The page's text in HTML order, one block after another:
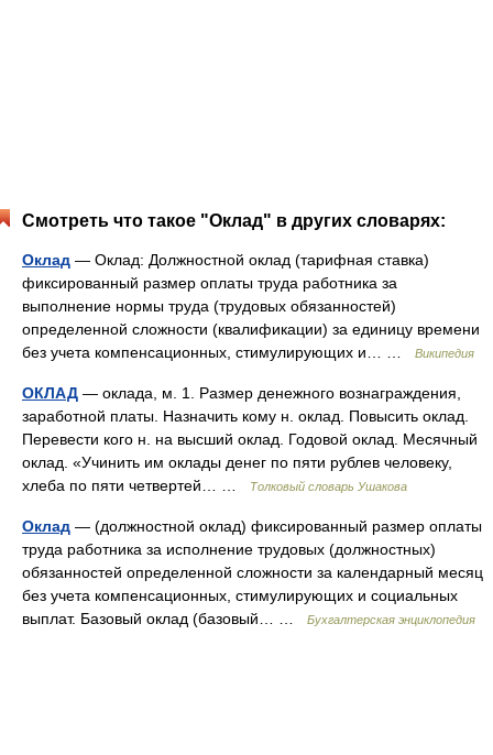
Смотреть что такое "Оклад" в других словарях:
Оклад — Оклад: Должностной оклад (тарифная ставка)
фиксированный размер оплаты труда работника за
выполнение нормы труда (трудовых обязанностей)
определенной сложности (квалификации) за единицу времени
без учета компенсационных, стимулирующих и… …
Википедия
ОКЛАД — оклада, м. 1. Размер денежного вознаграждения,
заработной платы. Назначить кому н. оклад. Повысить оклад.
Перевести кого н. на высший оклад. Годовой оклад. Месячный
оклад. «Учинить им оклады денег по пяти рублев человеку,
хлеба по пяти четвертей… …
Толковый словарь Ушакова
Оклад — (должностной оклад) фиксированный размер оплаты
труда работника за исполнение трудовых (должностных)
обязанностей определенной сложности за календарный месяц
без учета компенсационных, стимулирующих и социальных
выплат. Базовый оклад (базовый… …
Бухгалтерская энциклопедия